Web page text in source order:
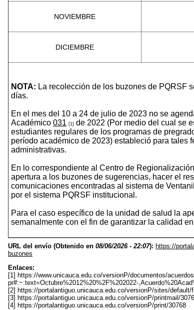
NOVIEMBRE
DICIEMBRE
NOTA: La recolección de los buzones de PQRSF
días.
En el mes del 10 a 24 de julio de 2023 no se
Académico 031 [1] de 2022 (Por medio del cual se
estudiantes regulares de los programas de
período académico de 2023) estableció para tales
administrativas.
En lo correspondiente al Centro de
apertura a los buzones de sugerencias, hacer el
comunicaciones encontradas al sistema de
por el sistema PQRSF institucional.
Para el caso específico de la unidad de salud la
semanalmente con el fin de garantizar la calidad
URL del envío (Obtenido en 08/06/2026 - 22:07): https://
buzones
Enlaces:
[1] https://www.unicauca.edu.co/versionP/documentos/
pr#:~:text=Octubre%2012%20%2F%202022-
[2] https://portalantiguo.unicauca.edu.co/versionP/sites/
[3] https://portalantiguo.unicauca.edu.co/versionP/printmail/
[4] https://portalantiguo.unicauca.edu.co/versionP/print/30768